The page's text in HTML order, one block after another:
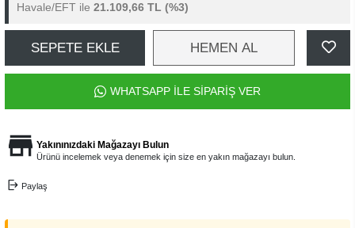
Havale/EFT ile 21.109,66 TL (%3)
SEPETE EKLE HEMEN AL
WHATSAPP İLE SİPARİŞ VER
Yakınınızdaki Mağazayı Bulun
Ürünü incelemek veya denemek için size en yakın mağazayı bulun.
Paylaş